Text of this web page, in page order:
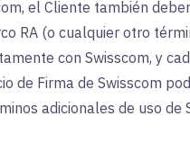
el Cliente también
RA (o cualquier otro
con Swisscom, y
de Firma de Swisscom
adicionales de uso de